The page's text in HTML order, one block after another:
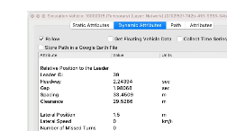
Tocador
vídeo